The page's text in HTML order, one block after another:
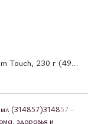
Увлажняющая маска для волос, Fino Premium Touch, 230 г (493583)